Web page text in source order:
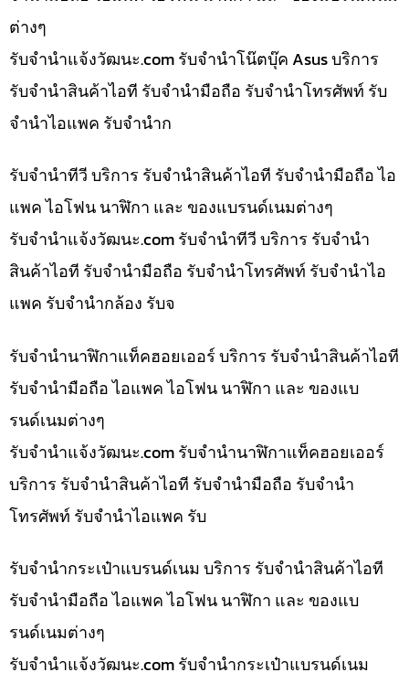
ต่างๆ
รับจํานําแจ้งวัฒนะ.com รับจำนำโน๊ตบุ๊ค Asus บริการ
รับจำนำสินค้าไอที รับจำนำมือถือ รับจำนำโทรศัพท์ รับ
จำนำไอแพค รับจำนำก
รับจำนำทีวี บริการ รับจำนำสินค้าไอที รับจำนำมือถือ ไอ
แพค ไอโฟน นาฬิกา และ ของแบรนด์เนมต่างๆ
รับจํานําแจ้งวัฒนะ.com รับจำนำทีวี บริการ รับจำนำ
สินค้าไอที รับจำนำมือถือ รับจำนำโทรศัพท์ รับจำนำไอ
แพค รับจำนำกล้อง รับจ
รับจำนำนาฬิกาแท็คฮอยเออร์ บริการ รับจำนำสินค้าไอที
รับจำนำมือถือ ไอแพค ไอโฟน นาฬิกา และ ของแบ
รนด์เนมต่างๆ
รับจํานําแจ้งวัฒนะ.com รับจำนำนาฬิกาแท็คฮอยเออร์
บริการ รับจำนำสินค้าไอที รับจำนำมือถือ รับจำนำ
โทรศัพท์ รับจำนำไอแพค รับ
รับจำนำกระเป๋าแบรนด์เนม บริการ รับจำนำสินค้าไอที
รับจำนำมือถือ ไอแพค ไอโฟน นาฬิกา และ ของแบ
รนด์เนมต่างๆ
รับจํานําแจ้งวัฒนะ.com รับจำนำกระเป๋าแบรนด์เนม